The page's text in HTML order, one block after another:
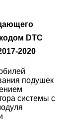
DTC
2020
подушек
системы с